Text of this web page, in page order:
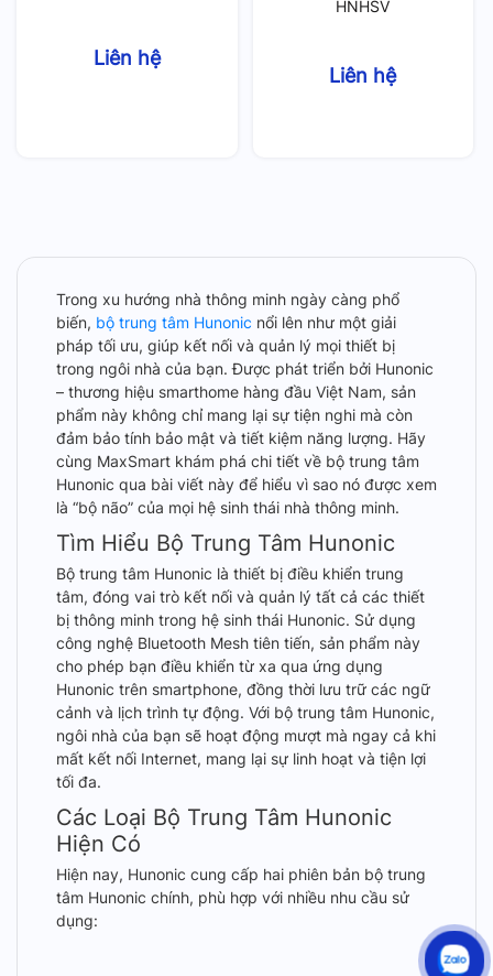
Liên hệ
HNHSV
Liên hệ
Trong xu hướng nhà thông minh ngày càng phổ
biến, bộ trung tâm Hunonic nổi lên như một giải
pháp tối ưu, giúp kết nối và quản lý mọi thiết bị
trong ngôi nhà của bạn. Được phát triển bởi Hunonic
– thương hiệu smarthome hàng đầu Việt Nam, sản
phẩm này không chỉ mang lại sự tiện nghi mà còn
đảm bảo tính bảo mật và tiết kiệm năng lượng. Hãy
cùng MaxSmart khám phá chi tiết về bộ trung tâm
Hunonic qua bài viết này để hiểu vì sao nó được xem
là “bộ não” của mọi hệ sinh thái nhà thông minh.
Tìm Hiểu Bộ Trung Tâm Hunonic
Bộ trung tâm Hunonic là thiết bị điều khiển trung
tâm, đóng vai trò kết nối và quản lý tất cả các thiết
bị thông minh trong hệ sinh thái Hunonic. Sử dụng
công nghệ Bluetooth Mesh tiên tiến, sản phẩm này
cho phép bạn điều khiển từ xa qua ứng dụng
Hunonic trên smartphone, đồng thời lưu trữ các ngữ
cảnh và lịch trình tự động. Với bộ trung tâm Hunonic,
ngôi nhà của bạn sẽ hoạt động mượt mà ngay cả khi
mất kết nối Internet, mang lại sự linh hoạt và tiện lợi
tối đa.
Các Loại Bộ Trung Tâm Hunonic
Hiện Có
Hiện nay, Hunonic cung cấp hai phiên bản bộ trung
tâm Hunonic chính, phù hợp với nhiều nhu cầu sử
dụng: